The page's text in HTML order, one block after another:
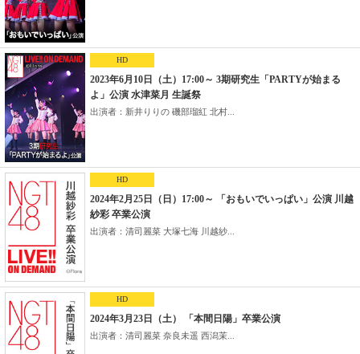
HD
2023年6月10日（土）17:00～ 3期研究生「PARTYが始まる
よ」公演 水津菜月 生誕祭
出演者：新井りりの 磯部瑠紅 北村...
HD
2024年2月25日（日）17:00～ 「おもいでいっぱい」公演 川越
紗彩 卒業公演
出演者：清司麗菜 大塚七海 川越紗...
HD
2024年3月23日（土） 「本間日陽」卒業公演
出演者：清司麗菜 奈良未遥 西潟茉...